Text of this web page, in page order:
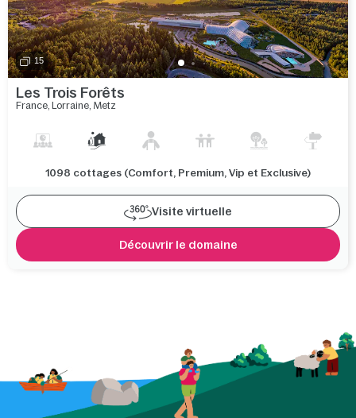
15
Les Trois Forêts
France Lorraine Metz
1098 cottages (Comfort, Premium, Vip et Exclusive)
Visite virtuelle
Découvrir le domaine